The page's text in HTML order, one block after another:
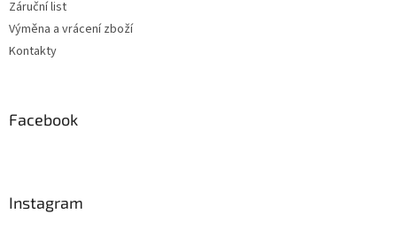
Záruční list
Výměna a vrácení zboží
Kontakty
Facebook
Instagram